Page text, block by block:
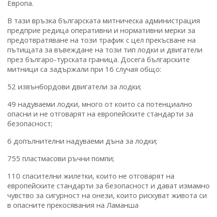
Европа.
В тази връзка българската митническа администрация
предприе редица оперативни и нормативни мерки за
предотвратяване на този трафик с цел прекъсване на
пътищата за въвеждане на този тип лодки и двигатели
през българо-турската граница. Досега българските
митници са задържали при 16 случая общо:
52 извънбордови двигатели за лодки;
49 надуваеми лодки, много от които са потенциално
опасни и не отговарят на европейските стандарти за
безопасност;
6 допълнителни надуваеми дъна за лодки;
755 пластмасови ръчни помпи;
110 спасителни жилетки, които не отговарят на
европейските стандарти за безопасност и дават измамно
чувство за сигурност на онези, които рискуват живота си
в опасните прекосявания на Ламанша